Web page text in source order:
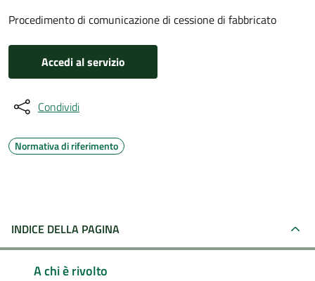
Procedimento di comunicazione di cessione di fabbricato
Accedi al servizio
Condividi
Normativa di riferimento
INDICE DELLA PAGINA
A chi è rivolto